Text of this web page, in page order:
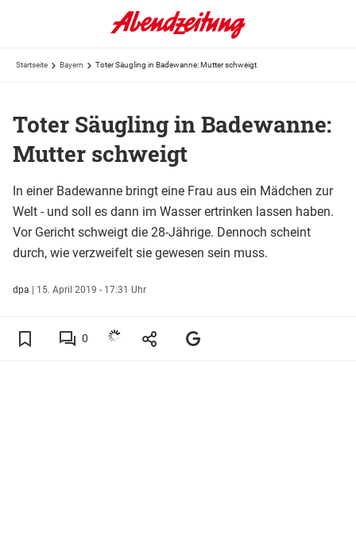
Startseite Bayern Toter Säugling in Badewanne: Mutter schweigt
Toter Säugling in Badewanne:
Mutter schweigt
In einer Badewanne bringt eine Frau aus ein Mädchen zur
Welt - und soll es dann im Wasser ertrinken lassen haben.
Vor Gericht schweigt die 28-Jährige. Dennoch scheint
durch, wie verzweifelt sie gewesen sein muss.
dpa | 15. April 2019 - 17:31 Uhr
0